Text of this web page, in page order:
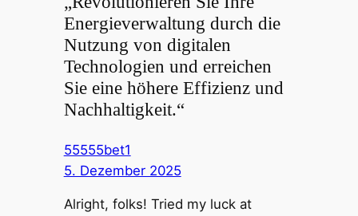
Energieverwaltung durch die
Nutzung von digitalen
Technologien und erreichen
Sie eine höhere Effizienz und
Nachhaltigkeit.“
55555bet1
5. Dezember 2025
Alright, folks! Tried my luck at